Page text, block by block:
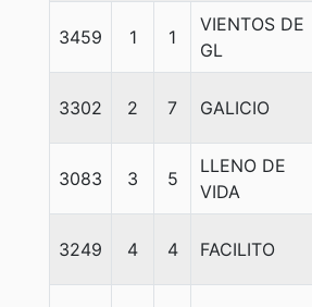
3459 1 1
VIENTOS DE
GL
3302 2 7 GALICIO
3083 3 5
LLENO DE
VIDA
3249 4 4 FACILITO